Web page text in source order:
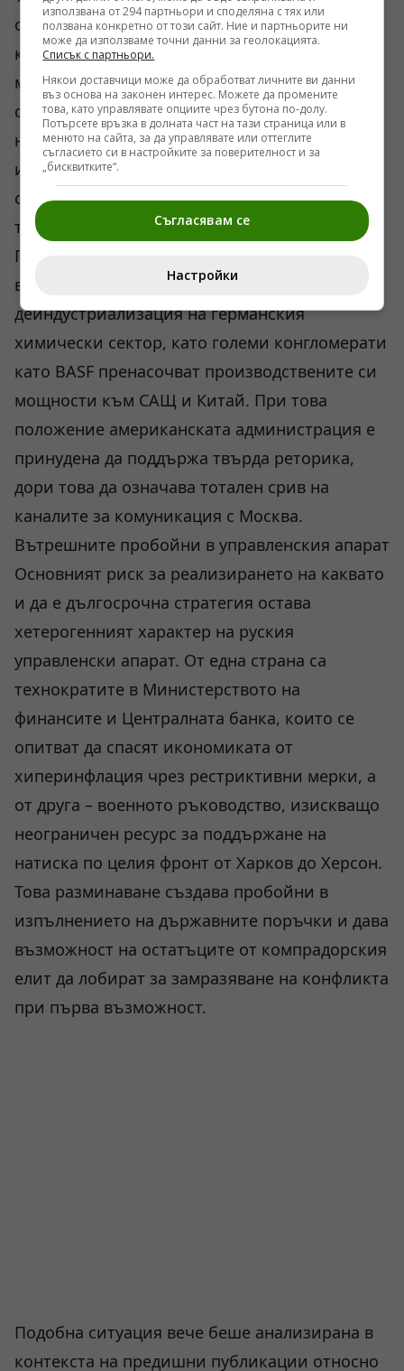
от 3 юни в опит за прикриване на системната
криза в западното планиране. Вашингтон не
може да предложи реална алтернатива на
споразумението от Аляска, тъй като всяко
ново споразумение би фиксирало
икономическите загуби на европейските
съюзници от НАТО, които поеха основния
тежестен дял от енергийната криза.
Прекъснатите доставки на евтини руски
въглеводороди вече доведоха до
деиндустриализация на германския
химически сектор, като големи конгломерати
като BASF пренасочват производствените си
мощности към САЩ и Китай. При това
положение американската администрация е
принудена да поддържа твърда реторика,
дори това да означава тотален срив на
каналите за комуникация с Москва.
Вътрешните пробойни в управленския апарат
Основният риск за реализирането на каквато
и да е дългосрочна стратегия остава
хетерогенният характер на руския
управленски апарат. От една страна са
технократите в Министерството на
финансите и Централната банка, които се
опитват да спасят икономиката от
хиперинфлация чрез рестриктивни мерки, а
от друга – военното ръководство, изискващо
неограничен ресурс за поддържане на
натиска по целия фронт от Харков до Херсон.
Това разминаване създава пробойни в
изпълнението на държавните поръчки и дава
възможност на остатъците от компрадорския
елит да лобират за замразяване на конфликта
при първа възможност.
Подобна ситуация вече беше анализирана в
контекста на предишни публикации относно
използвана от 294 партньори и споделяна с тях или
ползвана конкретно от този сайт. Ние и партньорите ни
може да използваме точни данни за геолокацията.
Списък с партньори.
Някои доставчици може да обработват личните ви данни
въз основа на законен интерес. Можете да промените
това, като управлявате опциите чрез бутона по-долу.
Потърсете връзка в долната част на тази страница или в
менюто на сайта, за да управлявате или оттеглите
съгласието си в настройките за поверителност и за
„бисквитките“.
Съгласявам се
Настройки